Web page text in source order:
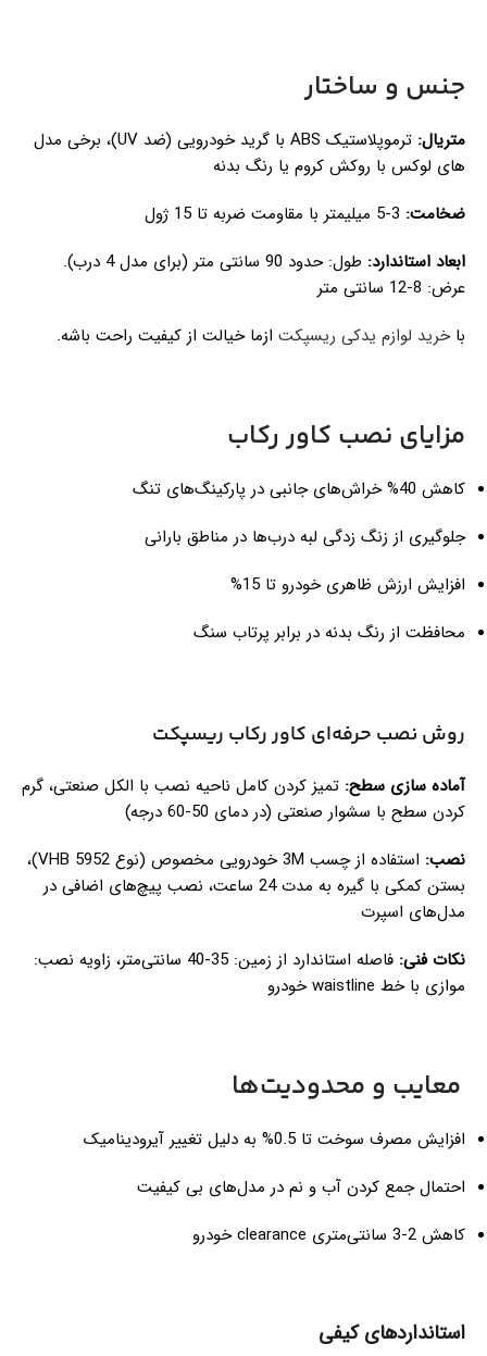
جنس و ساختار
متریال:
ترموپلاستیک ABS با گرید خودرویی (ضد UV)، برخی مدل
های لوکس با روکش کروم یا رنگ بدنه
ضخامت:
ابعاد استاندارد:
طول: حدود 90 سانتی متر (برای مدل 4 درب).
عرض: 8-12 سانتی متر
باخرید لوازم یدکی ریسپکت ازما خیالت از کیفیت راحت باشه.
مزایای نصب کاور رکاب
کاهش 40% خراش‌های جانبی در پارکینگ‌های تنگ
جلوگیری از زنگ زدگی لبه درب‌ها در مناطق بارانی
افزایش ارزش ظاهری خودرو تا 15%
محافظت از رنگ بدنه در برابر پرتاب سنگ
روش نصب حرفه‌ای کاور رکاب ریسپکت
آماده سازی سطح: تمیز کردن کامل ناحیه نصب با الکل صنعتی، گرم
کردن سطح با سشوار صنعتی (در دمای 50-60 درجه)
نصب:
استفاده از چسب 3M خودرویی مخصوص (نوع VHB 5952)،
بستن کمکی با گیره به مدت 24 ساعت، نصب پیچ‌های اضافی در
مدل‌های اسپرت
نکات فنی:
فاصله استاندارد از زمین: 35-40 سانتی‌متر، زاویه نصب:
موازی با خط waistline خودرو
معایب و محدودیت‌ها
افزایش مصرف سوخت تا 0.5% به دلیل تغییر آیرودینامیک
احتمال جمع کردن آب و نم در مدل‌های بی کیفیت
کاهش 2-3 سانتی‌متری clearance خودرو
استانداردهای کیفی